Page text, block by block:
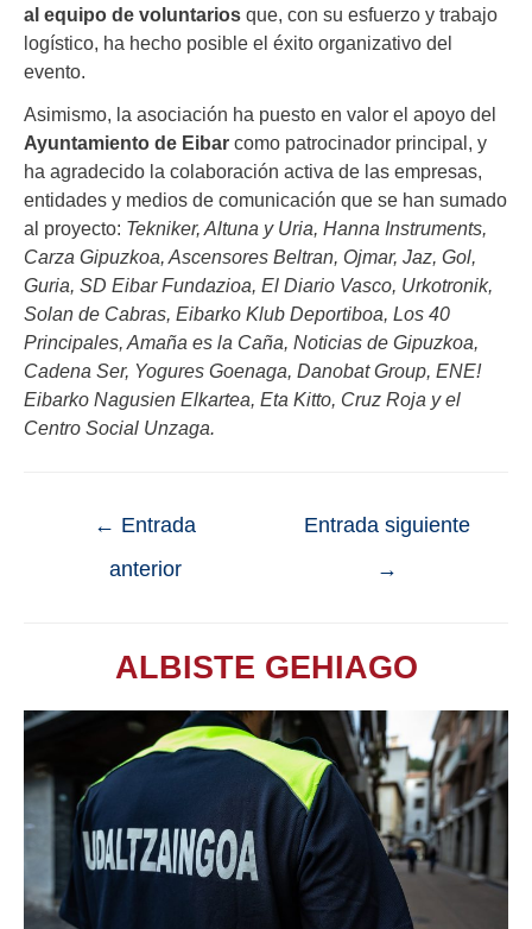
al equipo de voluntarios que, con su esfuerzo y trabajo
logístico, ha hecho posible el éxito organizativo del
evento.
Asimismo, la asociación ha puesto en valor el apoyo del
Ayuntamiento de Eibar como patrocinador principal, y
ha agradecido la colaboración activa de las empresas,
entidades y medios de comunicación que se han sumado
al proyecto: Tekniker, Altuna y Uria, Hanna Instruments,
Carza Gipuzkoa, Ascensores Beltran, Ojmar, Jaz, Gol,
Guria, SD Eibar Fundazioa, El Diario Vasco, Urkotronik,
Solan de Cabras, Eibarko Klub Deportiboa, Los 40
Principales, Amaña es la Caña, Noticias de Gipuzkoa,
Cadena Ser, Yogures Goenaga, Danobat Group, ENE!
Eibarko Nagusien Elkartea, Eta Kitto, Cruz Roja y el
Centro Social Unzaga.
← Entrada
anterior
Entrada siguiente
→
ALBISTE GEHIAGO